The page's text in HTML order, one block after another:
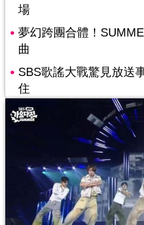
場
夢幻跨團合體！
曲
SBS歌謠大戰驚見放送
住